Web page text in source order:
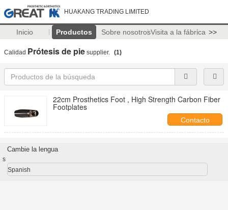
HUAKANG TRADING LIMITED
Inicio Productos Sobre nosotrosVisita a la fábrica >>
Calidad Prótesis de pie supplier. (1)
22cm Prosthetics Foot , High Strength Carbon Fiber
Footplates
Contacto
Cambie la lengua
s
Spanish